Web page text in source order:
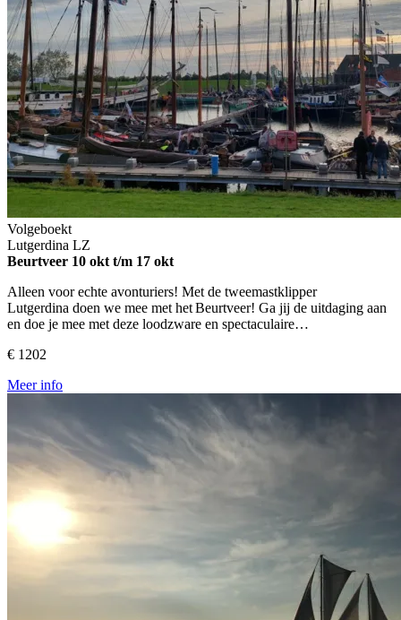
Volgeboekt
Lutgerdina LZ
Beurtveer 10 okt t/m 17 okt
Alleen voor echte avonturiers! Met de tweemastklipper
Lutgerdina doen we mee met het Beurtveer! Ga jij de uitdaging aan
en doe je mee met deze loodzware en spectaculaire…
€ 1202
Meer info